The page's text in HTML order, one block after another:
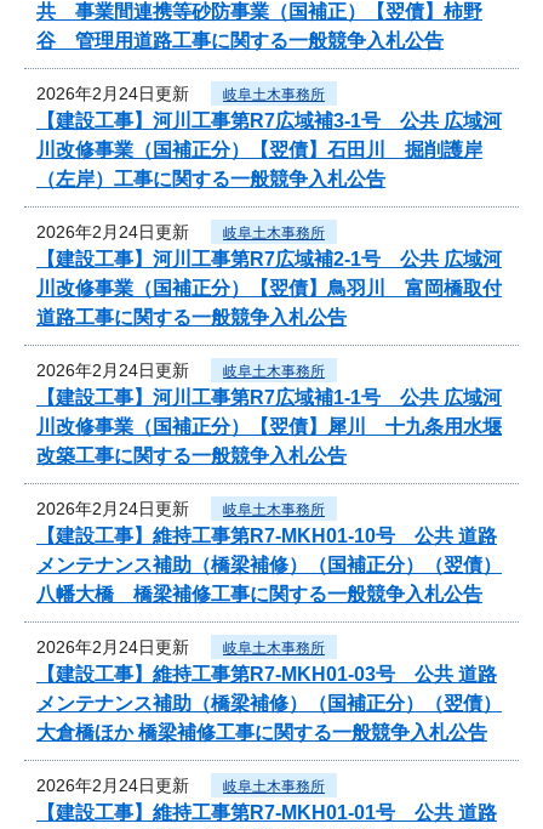
共 事業間連携等砂防事業（国補正）【翌債】柿野
谷 管理用道路工事に関する一般競争入札公告
2026年2月24日更新 岐阜土木事務所
【建設工事】河川工事第R7広域補3-1号 公共 広域河
川改修事業（国補正分）【翌債】石田川 掘削護岸
（左岸）工事に関する一般競争入札公告
2026年2月24日更新 岐阜土木事務所
【建設工事】河川工事第R7広域補2-1号 公共 広域河
川改修事業（国補正分）【翌債】鳥羽川 富岡橋取付
道路工事に関する一般競争入札公告
2026年2月24日更新 岐阜土木事務所
【建設工事】河川工事第R7広域補1-1号 公共 広域河
川改修事業（国補正分）【翌債】犀川 十九条用水堰
改築工事に関する一般競争入札公告
2026年2月24日更新 岐阜土木事務所
【建設工事】維持工事第R7-MKH01-10号 公共 道路
メンテナンス補助（橋梁補修）（国補正分）（翌債）
八幡大橋 橋梁補修工事に関する一般競争入札公告
2026年2月24日更新 岐阜土木事務所
【建設工事】維持工事第R7-MKH01-03号 公共 道路
メンテナンス補助（橋梁補修）（国補正分）（翌債）
大倉橋ほか 橋梁補修工事に関する一般競争入札公告
2026年2月24日更新 岐阜土木事務所
【建設工事】維持工事第R7-MKH01-01号 公共 道路